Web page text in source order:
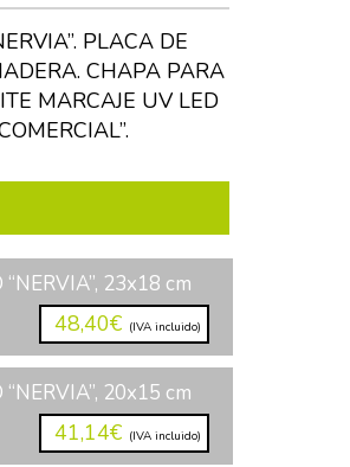
PLACA DE
CHAPA PARA
MARCAJE UV LED
23x18 cm
48,40€ (IVA incluido)
20x15 cm
41,14€ (IVA incluido)